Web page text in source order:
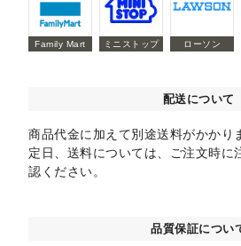
Family Mart ミニストップ ローソン
配送について
商品代金に加えて別途送料がかかり
定日、送料については、ご注文時に
認ください。
品質保証につい